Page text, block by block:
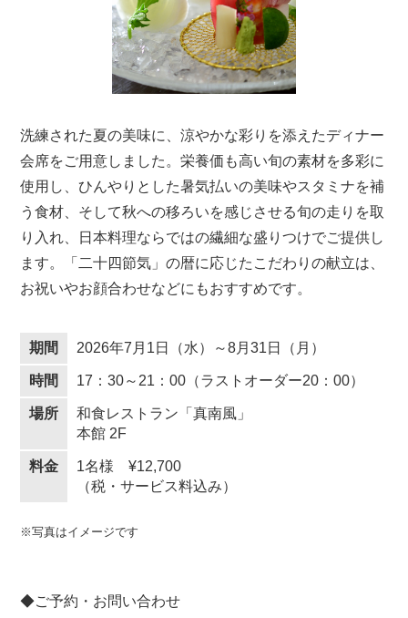
洗練された夏の美味に、涼やかな彩りを添えたディナー
会席をご用意しました。栄養価も高い旬の素材を多彩に
使用し、ひんやりとした暑気払いの美味やスタミナを補
う食材、そして秋への移ろいを感じさせる旬の走りを取
り入れ、日本料理ならではの繊細な盛りつけでご提供し
ます。「二十四節気」の暦に応じたこだわりの献立は、
お祝いやお顔合わせなどにもおすすめです。
期間 2026年7月1日（水）～8月31日（月）
時間 17：30～21：00（ラストオーダー20：00）
場所
和食レストラン「真南風」
本館 2F
料金
1名様 ¥12,700
（税・サービス料込み）
※写真はイメージです
◆ご予約・お問い合わせ